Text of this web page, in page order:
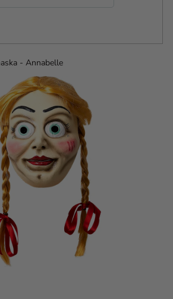
​​- Annabelle